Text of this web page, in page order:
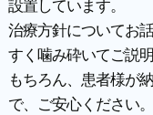
設置しています。
治療方針についてお
すく噛み砕いてご説
もちろん、患者様が
で、ご安心ください。